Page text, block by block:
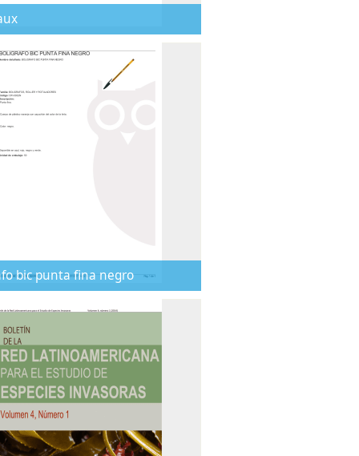
bic punta fina negro